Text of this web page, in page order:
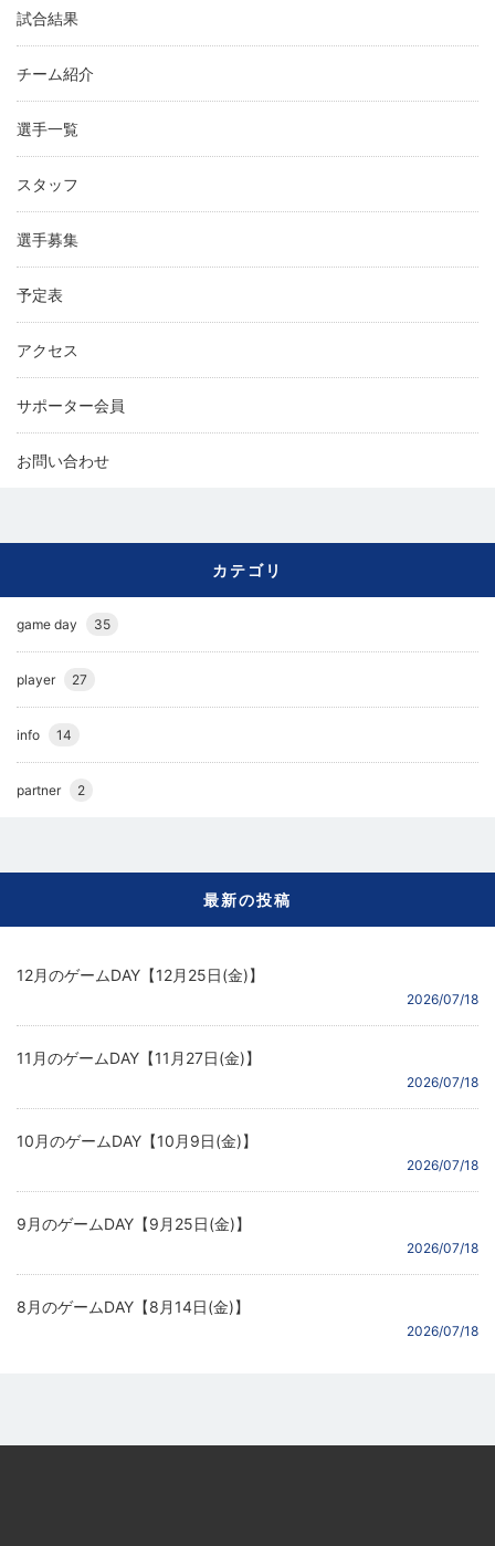
試合結果
チーム紹介
選手一覧
スタッフ
選手募集
予定表
アクセス
サポーター会員
お問い合わせ
カテゴリ
game day 35
player 27
info 14
partner 2
最新の投稿
12月のゲームDAY【12月25日(金)】
2026/07/18
11月のゲームDAY【11月27日(金)】
2026/07/18
10月のゲームDAY【10月9日(金)】
2026/07/18
9月のゲームDAY【9月25日(金)】
2026/07/18
8月のゲームDAY【8月14日(金)】
2026/07/18